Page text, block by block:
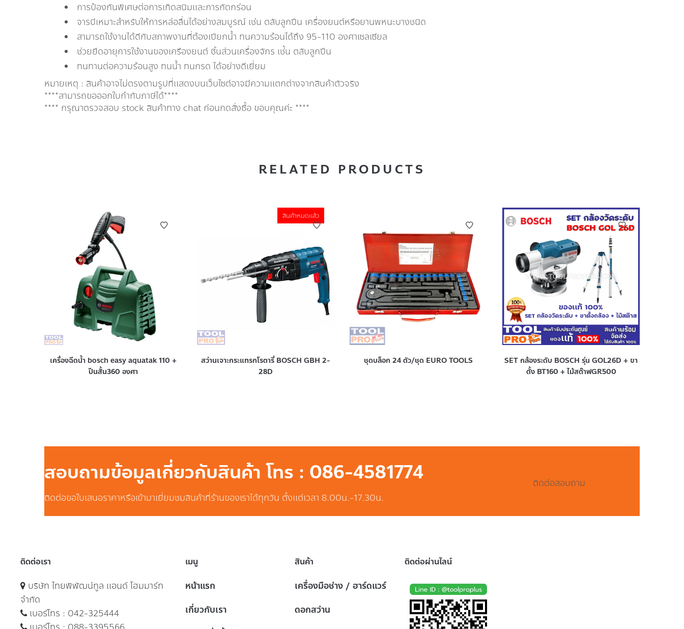
การป้องกันพิเศษต่อการเกิดสนิมและการกัดกร่อน
จารบีเหมาะสำหรับให้การหล่อลื่นได้อย่างสมบูรณ์ เช่น ตลับลูกปืน เครื่องยนต์หรือยานพหนะบางชนิด
สามารถใช้งานได้ดีกับสภาพงานที่ต้องเปียกน้ำ ทนความร้อนได้ถึง 95-110 องศาเซลเซียล
ช่วยยืดอายุการใช้งานของเครืองยนต์ ชิ้นส่วนเครื่องจักร เช่้น ตลับลูกปืน
ทนทานต่อความร้อนสูง ทนน้ำ ทนกรด ได้อย่างดีเยี่ยม
หมายเหตุ : สินค้าอาจไม่ตรงตามรูปที่แสดงบนเว็บไซต์อาจมีความแตกต่างจากสินค้าตัวจริง
****สามารถขอออกใบกำกับภาษีได้****
**** กรุณาตรวจสอบ stock สินค้าทาง chat ก่อนกดสั่งซื้อ ขอบคุณค่ะ ****
RELATED PRODUCTS
เครื่องฉีดน้ำ bosch easy aquatak 110 +
ปืนสั้น360 องศา
สินค้าหมดแล้ว
สว่านเจาะกระแทรกโรตารี่ BOSCH GBH 2-
28D
ชุดบล็อก 24 ตัว/ชุด EURO TOOLS
SET กล้องระดับ BOSCH รุ่น GOL26D + ขา
ตั้ง BT160 + ไม้สต๊าฟGR500
สอบถามข้อมูลเกี่ยวกับสินค้า โทร : 086-4581774
ติดต่อขอใบเสนอราคาหรือเข้ามาเยี่ยมชมสินค้าที่ร้านของเราได้ทุกวัน ตั้งแต่เวลา 8.00น.-17.30น.
ติดต่อสอบถาม
ติดต่อเรา
บริษัท ไทยพิพัฒน์ทูล แอนด์ โฮมมาร์ท
จำกัด
เบอร์โทร : 042-325444
เมนู
หน้าแรก
เกี่ยวกับเรา
สินค้า
เครื่องมือช่าง / ฮาร์ดแวร์
ดอกสว่าน
ติดต่อผ่านไลน์